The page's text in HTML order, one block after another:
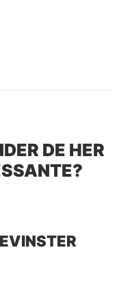
DE HER